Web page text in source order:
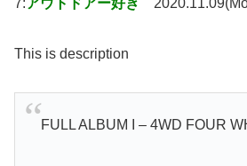
7:アウトドアー好き
This is description
FULL ALBUM I – 4WD FOUR